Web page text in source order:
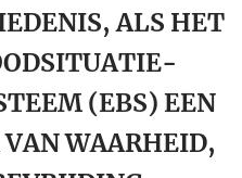
ALS HET
(EBS) EEN
WAARHEID,